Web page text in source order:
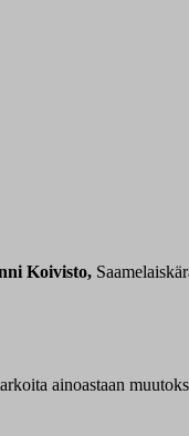
Koivisto,
ainoastaan